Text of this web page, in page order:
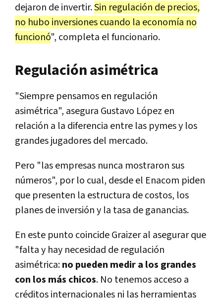
dejaron de invertir.Sin regulación de precios,
no hubo inversiones cuando la economía no
funcionó", completa el funcionario.
Regulación asimétrica
"Siempre pensamos en regulación
asimétrica", asegura Gustavo López en
relación a la diferencia entre las pymes y los
grandes jugadores del mercado.
Pero "las empresas nunca mostraron sus
números", por lo cual, desde el Enacom piden
que presenten la estructura de costos, los
planes de inversión y la tasa de ganancias.
En este punto coincide Graizer al asegurar que
"falta y hay necesidad de regulación
asimétrica:no pueden medir a los grandes
con los más chicos. No tenemos acceso a
créditos internacionales ni las herramientas